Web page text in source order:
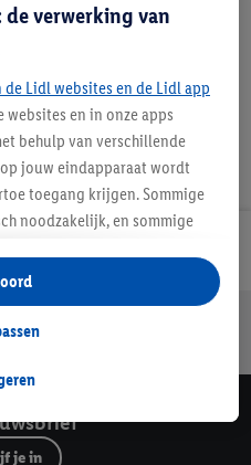
je in
verwerking van
Lidl websites en de Lidl app
en in onze apps
behulp van verschillende
jouw eindapparaat wordt
toegang krijgen. Sommige
noodzakelijk, en sommige
het verzamelen en
het tonen van
en buiten de Lidl-diensten.
in de winkel ook voor de
ons voor het personaliseren
Lidl Plus-account